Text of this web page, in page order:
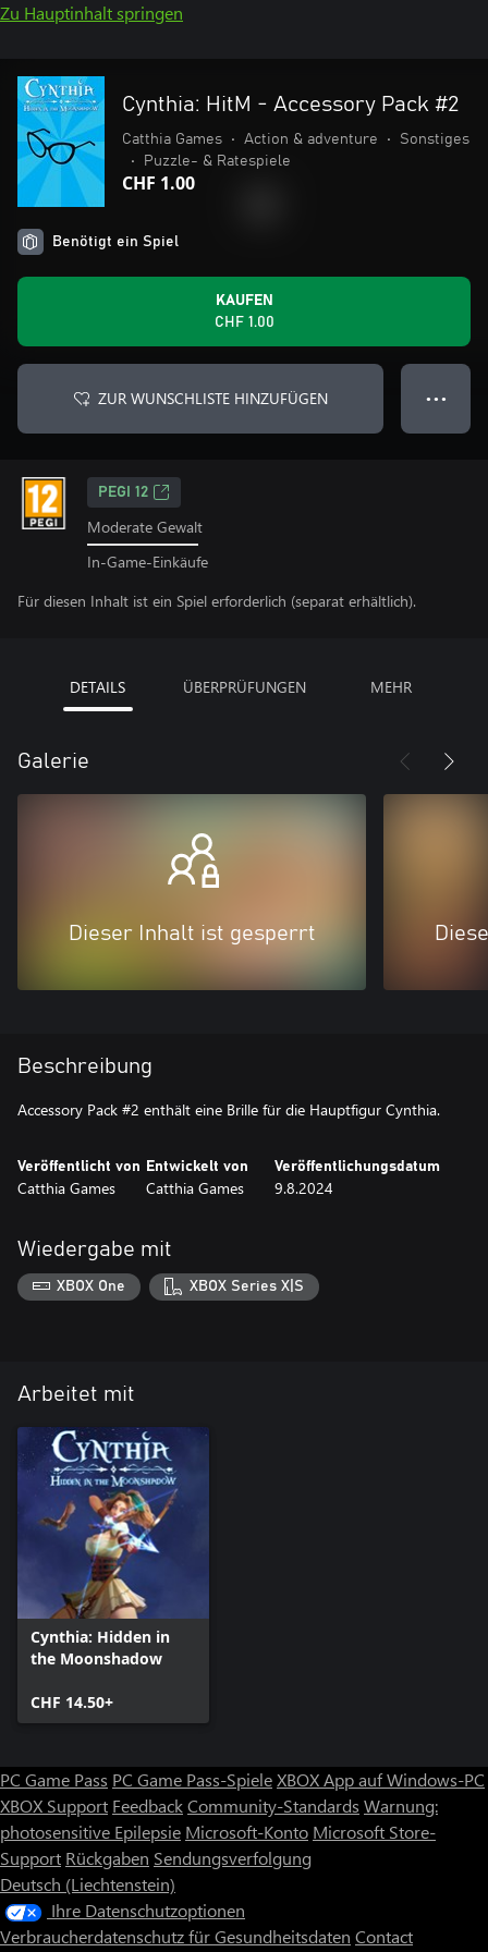
Zu Hauptinhalt springen
Cynthia: HitM - Accessory Pack #2
Catthia Games • Action & adventure •
Sonstiges
•
Puzzle- & Ratespiele
CHF 1.00
Benötigt ein Spiel
KAUFEN
CHF 1.00
ZUR WUNSCHLISTE HINZUFÜGEN ● ● ●
PEGI 12
Moderate Gewalt
In-Game-Einkäufe
Für diesen Inhalt ist ein Spiel erforderlich (separat erhältlich).
DETAILS ÜBERPRÜFUNGEN MEHR
Galerie
Dieser Inhalt ist gesperrt
Beschreibung
Accessory Pack #2 enthält eine Brille für die Hauptfigur Cynthia.
Veröffentlicht von
Catthia Games
Entwickelt von
Catthia Games
Veröffentlichungsdatum
9.8.2024
Wiedergabe mit
XBOX One XBOX Series X|S
Arbeitet mit
Cynthia: Hidden in
the Moonshadow
CHF 14.50+
PC Game Pass PC Game Pass-SpieleXBOX App auf Windows-PC
XBOX Support FeedbackCommunity-Standards Warnung:
photosensitive Epilepsie Microsoft-Konto Microsoft Store-
Support Rückgaben Sendungsverfolgung
Deutsch (Liechtenstein)
Ihre Datenschutzoptionen
Verbraucherdatenschutz für Gesundheitsdaten Contact